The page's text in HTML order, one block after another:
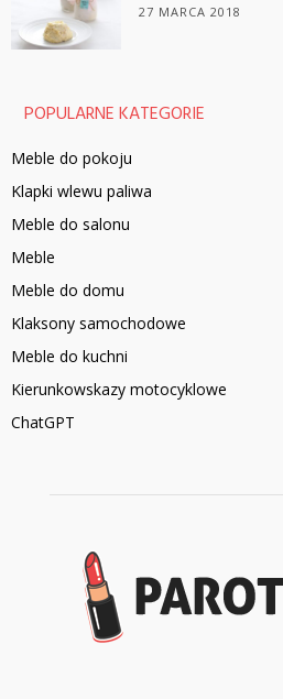
27 MARCA 2018
POPULARNE KATEGORIE
Meble do pokoju
Klapki wlewu paliwa
Meble do salonu
Meble
Meble do domu
Klaksony samochodowe
Meble do kuchni
Kierunkowskazy motocyklowe
ChatGPT